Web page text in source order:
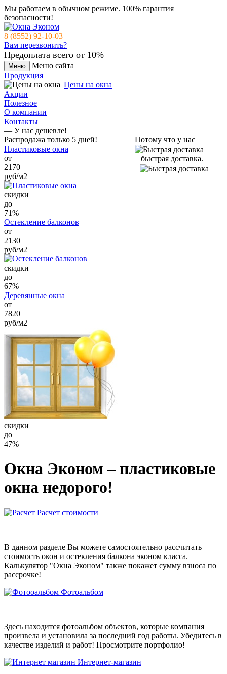
Мы работаем в обычном режиме. 100% гарантия
безопасности!
8 (8552) 92-10-03
Вам перезвонить?
Предоплата всего от 10%
Меню
Меню сайта
Продукция
Цены на окна
Акции
Полезное
О компании
Контакты
— У нас дешевле!
Потому что у нас
быстрая доставка.
Распродажа только 5 дней!
Пластиковые окна
от
2170
руб/м2
cкидки
до
71%
Остекление балконов
от
2130
руб/м2
cкидки
до
67%
Деревянные окна
от
7820
руб/м2
cкидки
до
47%
Окна Эконом –пластиковые
окна недорого!
Расчет стоимости
|
В данном разделе Вы можете самостоятельно рассчитать
стоимость окон и остекления балкона эконом класса.
Калькулятор "Окна Эконом" также покажет сумму взноса по
рассрочке!
Фотоальбом
|
Здесь находится фотоальбом объектов, которые компания
произвела и установила за последний год работы. Убедитесь в
качестве изделий и работ! Просмотрите портфолио!
Интернет-магазин